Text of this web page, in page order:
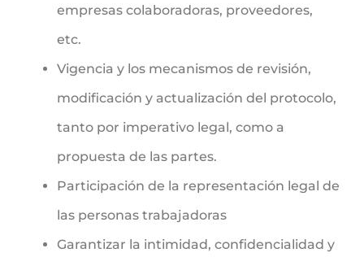
empresas colaboradoras, proveedores,
etc.
Vigencia y los mecanismos de revisión,
modificación y actualización del protocolo,
tanto por imperativo legal, como a
propuesta de las partes.
Participación de la representación legal de
las personas trabajadoras
Garantizar la intimidad, confidencialidad y